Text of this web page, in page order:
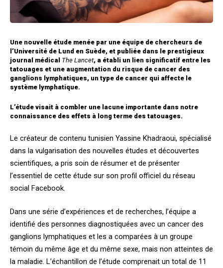
Une nouvelle étude menée par une équipe de chercheurs de
l’Université de Lund en Suède, et publiée dans le prestigieux
journal médical The Lancet, a établi un lien significatif entre les
tatouages et une augmentation du risque de cancer des
ganglions lymphatiques, un type de cancer qui affecte le
système lymphatique.
L’étude visait à combler une lacune importante dans notre
connaissance des effets à long terme des tatouages.
Le créateur de contenu tunisien Yassine Khadraoui, spécialisé
dans la vulgarisation des nouvelles études et découvertes
scientifiques, a pris soin de résumer et de présenter
l’essentiel de cette étude sur son profil officiel du réseau
social Facebook.
Dans une série d’expériences et de recherches, l’équipe a
identifié des personnes diagnostiquées avec un cancer des
ganglions lymphatiques et les a comparées à un groupe
témoin du même âge et du même sexe, mais non atteintes de
la maladie. L’échantillon de l’étude comprenait un total de 11